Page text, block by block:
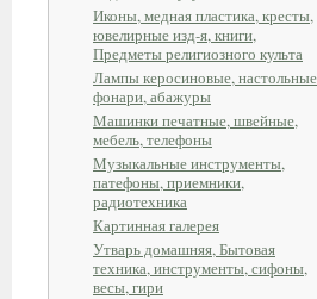
Иконы, медная пластика, кресты,
ювелирные изд-я, книги,
Предметы религиозного культа
Лампы керосиновые,
фонари, абажуры
Машинки печатные, швейные,
мебель, телефоны
Музыкальные инструменты,
патефоны, приемники,
радиотехника
Картинная галерея
Утварь домашняя, Бытовая
техника, инструменты, сифоны,
весы, гири